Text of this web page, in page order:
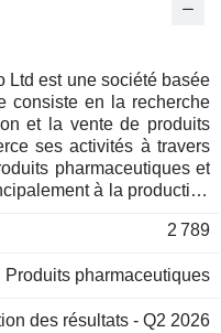
Ltd est une société basée
consiste en la recherche
et la vente de produits
ses activités à travers
pharmaceutiques et
à la production
« Autres » se consacre
la société comprennent
Shexiang, les gélules
2 789
Produits pharmaceutiques
des résultats - Q2 2026